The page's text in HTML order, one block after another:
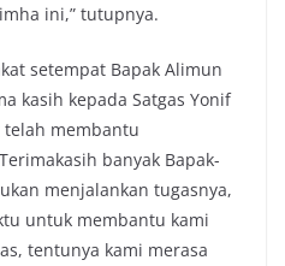
ini,” tutupnya.
setempat Bapak Alimun
kasih kepada Satgas Yonif
telah membantu
banyak Bapak-
menjalankan tugasnya,
untuk membantu kami
tentunya kami merasa